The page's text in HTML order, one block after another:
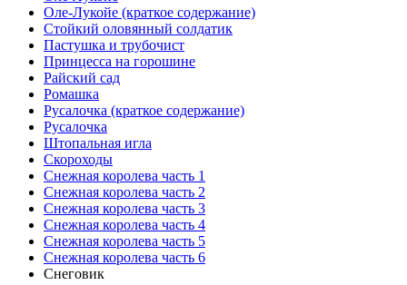
Оле-Лукойе (краткое содержание)
Стойкий оловянный солдатик
Пастушка и трубочист
Принцесса на горошине
Райский сад
Ромашка
Русалочка (краткое содержание)
Русалочка
Штопальная игла
Скороходы
Снежная королева часть 1
Снежная королева часть 2
Снежная королева часть 3
Снежная королева часть 4
Снежная королева часть 5
Снежная королева часть 6
Снеговик